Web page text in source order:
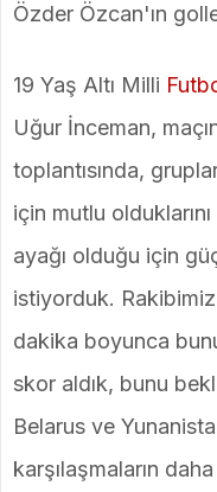
Özder Özcan'ın
19 Yaş Altı Milli
Uğur İnceman,
toplantısında,
için mutlu
ayağı olduğu için
istiyorduk.
dakika boyunca
skor aldık, bunu
Belarus ve
karşılaşmaların